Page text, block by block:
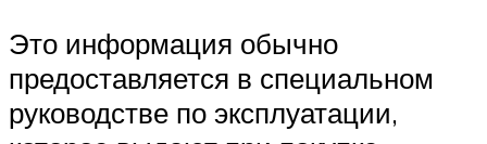
Это информация обычно
предоставляется в специальном
руководстве по эксплуатации,